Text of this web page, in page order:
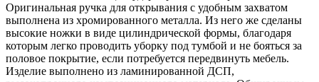
Оригинальная ручка для открывания с удобным захватом
выполнена из хромированного металла. Из него же сделаны
высокие ножки в виде цилиндрической формы, благодаря
которым легко проводить уборку под тумбой и не бояться за
половое покрытие, если потребуется передвинуть мебель.
Изделие выполнено из ламинированной ДСП,